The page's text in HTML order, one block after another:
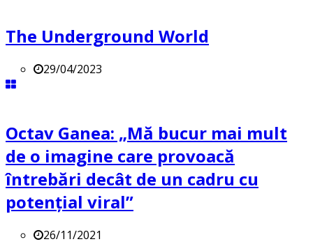
The Underground World
29/04/2023
Octav Ganea: „Mă bucur mai mult
de o imagine care provoacă
întrebări decât de un cadru cu
potenţial viral”
26/11/2021